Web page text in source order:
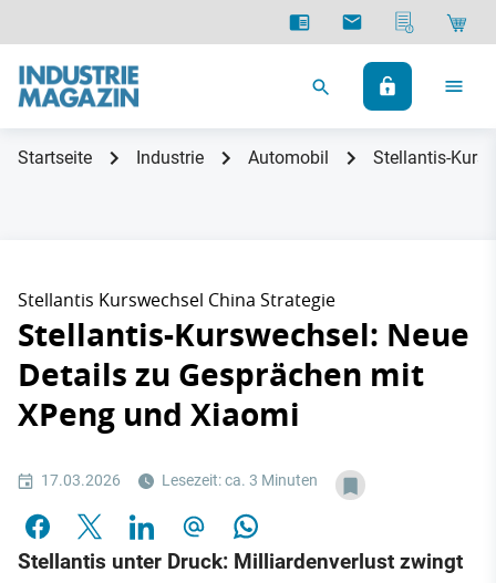
Startseite Industrie Automobil Stellantis-
Stellantis Kurswechsel China Strategie
Stellantis-Kurswechsel: Neue
Details zu Gesprächen mit
XPeng und Xiaomi
17.03.2026 Lesezeit: ca. 3 Minuten
Stellantis unter Druck: Milliardenverlust zwingt